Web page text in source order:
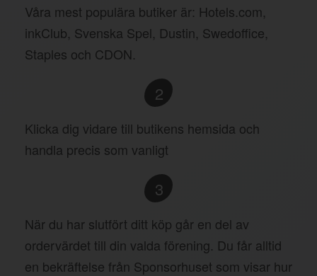
Våra mest populära butiker är: Hotels.com,
inkClub, Svenska Spel, Dustin, Swedoffice,
Staples och CDON.
2
Klicka dig vidare till butikens hemsida och
handla precis som vanligt
3
När du har slutfört ditt köp går en del av
ordervärdet till din valda förening. Du får alltid
en bekräftelse från Sponsorhuset som visar hur